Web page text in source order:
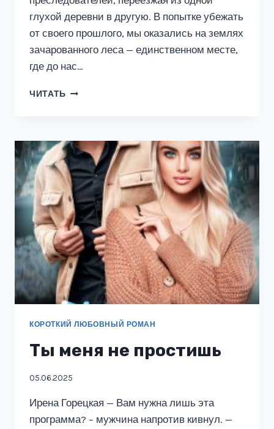
глухой деревни в другую. В попытке убежать
от своего прошлого, мы оказались на землях
зачарованного леса — единственном месте,
где до нас…
ЧИТАТЬ ПРИНЦЕССА-
ПРАВИЛЬНЫЙ
ВЫБОР
КОРОТКИЙ ЛЮБОВНЫЙ РОМАН
Ты меня не простишь
05.06.2025
Ирена Горецкая — Вам нужна лишь эта
программа? – мужчина напротив кивнул. —